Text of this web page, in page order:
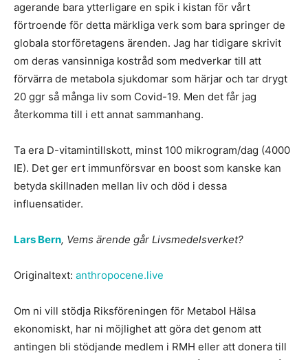
agerande bara ytterligare en spik i kistan för vårt
förtroende för detta märkliga verk som bara springer de
globala storföretagens ärenden. Jag har tidigare skrivit
om deras vansinniga kostråd som medverkar till att
förvärra de metabola sjukdomar som härjar och tar drygt
20 ggr så många liv som Covid-19. Men det får jag
återkomma till i ett annat sammanhang.
Ta era D-vitamintillskott, minst 100 mikrogram/dag (4000
IE). Det ger ert immunförsvar en boost som kanske kan
betyda skillnaden mellan liv och död i dessa
influensatider.
Lars Bern, Vems ärende går Livsmedelsverket?
Originaltext: anthropocene.live
Om ni vill stödja Riksföreningen för Metabol Hälsa
ekonomiskt, har ni möjlighet att göra det genom att
antingen bli stödjande medlem i RMH eller att donera till